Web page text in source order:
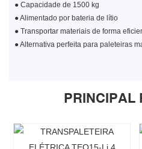
●Capacidade de 1500 kg
●Alimentado por bateria de lítio
●Transportar materiais de forma
●Alternativa perfeita para paleteiras
PRINCIPAL